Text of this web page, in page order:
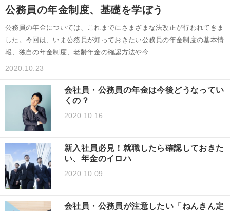
公務員の年金制度、基礎を学ぼう
公務員の年金については、これまでにさまざまな法改正が行われてきま
した。今回は、いま公務員が知っておきたい公務員の年金制度の基本情
報、独自の年金制度、老齢年金の確認方法や今…
2020.10.23
会社員・公務員の年金は今後どうなってい
くの？
2020.10.16
新入社員必見！就職したら確認しておきた
い、年金のイロハ
2020.10.09
会社員・公務員が注意したい「ねんきん定